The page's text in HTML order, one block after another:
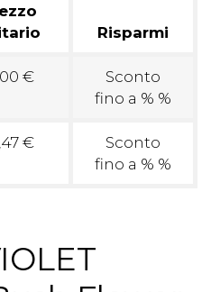
Risparmi
€
Sconto
fino a % %
€
Sconto
fino a % %